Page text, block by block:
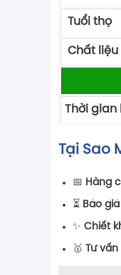
Tuổi thọ
Thời gian
Tại Sao
📅 Hàng
⏳ Báo
✨ Chiết
🥇 Tư